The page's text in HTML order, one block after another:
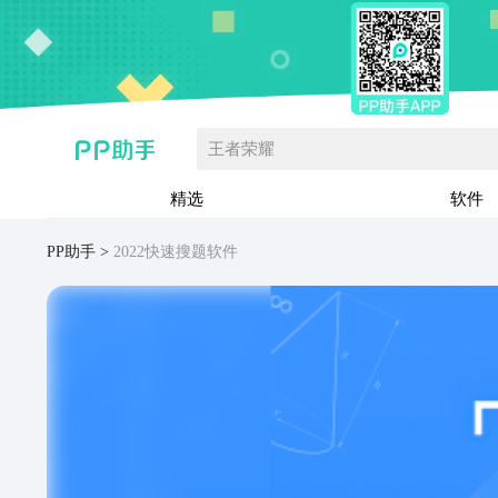
王者荣耀
精选 软件
PP助手 2022快速搜题软件